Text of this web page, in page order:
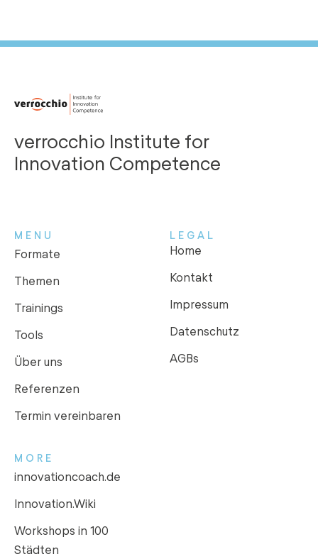
verrocchio Institute for
Innovation Competence
MENU
Formate
Themen
Trainings
Tools
Über uns
Referenzen
Termin vereinbaren
LEGAL
Home
Kontakt
Impressum
Datenschutz
AGBs
MORE
innovationcoach.de
Innovation.Wiki
Workshops in 100
Städten